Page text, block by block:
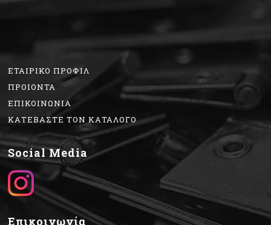
ΕΤΑΙΡΙΚΟ ΠΡΟΦΙΛ
ΠΡΟΙΟΝΤΑ
ΕΠΙΚΟΙΝΩΝΙΑ
ΚΑΤΕΒΑΣΤΕ ΤΟΝ ΚΑΤΑΛΟΓΟ
Social Media
Επικοινωνία